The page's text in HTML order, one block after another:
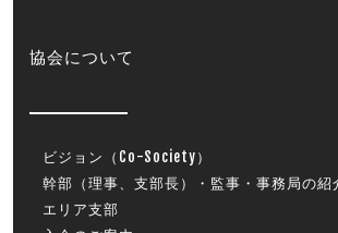
協会について
ビジョン（Co-Society）
幹部（理事、支部長）・監事・事務局の紹
エリア支部